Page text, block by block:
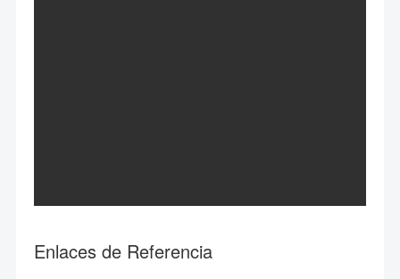
Enlaces de Referencia